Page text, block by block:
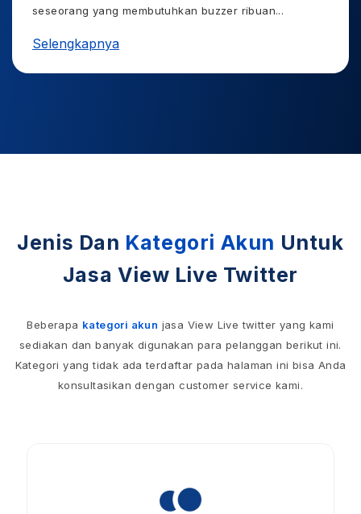
seseorang yang membutuhkan buzzer ribuan...
Selengkapnya
Jenis Dan Kategori Akun Untuk
Jasa View Live Twitter
Beberapa kategori akun jasa View Live twitter yang kami
sediakan dan banyak digunakan para pelanggan berikut ini.
Kategori yang tidak ada terdaftar pada halaman ini bisa Anda
konsultasikan dengan customer service kami.